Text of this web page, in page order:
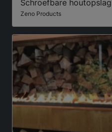
Schroefbare
Zeno Products